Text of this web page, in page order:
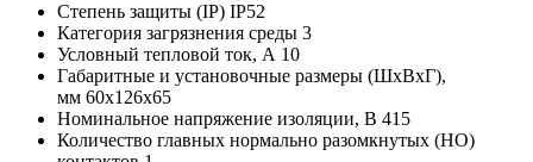
Степень защиты (IP) IP52
Категория загрязнения среды 3
Условный тепловой ток, А 10
Габаритные и установочные размеры (ШхВхГ),
мм 60x126x65
Номинальное напряжение изоляции, В 415
Количество главных нормально разомкнутых (НО)